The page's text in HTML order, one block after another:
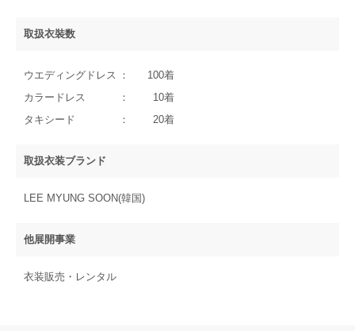
取扱衣裝数
ウエディングドレス
100着
カラードレス
10着
タキシード
20着
取扱衣装ブランド
LEE MYUNG SOON(韓国)
他展開事業
衣装販売・レンタル